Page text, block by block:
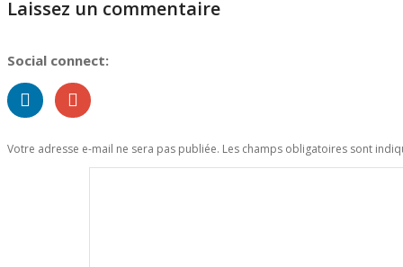
Laissez un commentaire
Social connect:
Votre adresse e-mail ne sera pas publiée. Les champs obligatoires sont